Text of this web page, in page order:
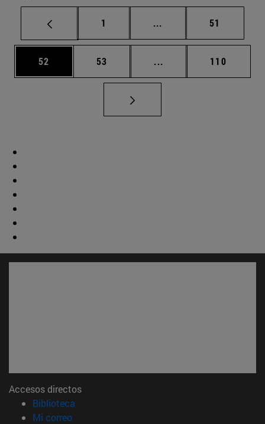
Página
1 ... Páginas intermedias
Página
51
Página
52 Página
53 ... Páginas intermedias
Página
110
Accesos directos
Biblioteca
Mi correo(abre en nueva ventana)